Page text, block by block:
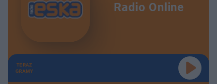
Radio Online
TERAZ
GRAMY